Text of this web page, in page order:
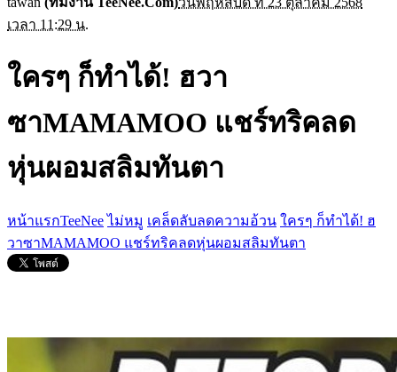
เวลา 11:29 น.
ใครๆ ก็ทำได้! ฮวา
ซาMAMAMOO แชร์ทริคลด
หุ่นผอมสลิมทันตา
หน้าแรกTeeNee ไม่หมู เคล็ดลับลดความอ้วน ใครๆ ก็ทำได้! ฮ
วาซาMAMAMOO แชร์ทริคลดหุ่นผอมสลิมทันตา